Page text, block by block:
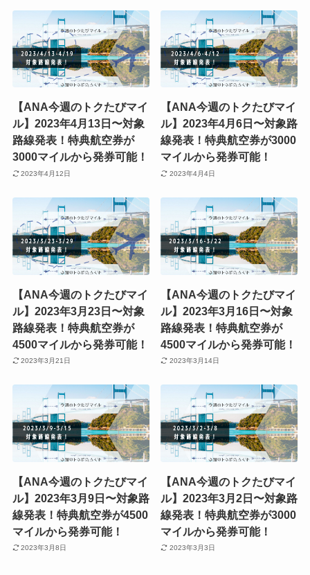
【ANA今週のトクたびマイ
ル】2023年4月13日〜対象
路線発表！特典航空券が
3000マイルから発券可能！
2023年4月12日
【ANA今週のトクたびマイ
ル】2023年4月6日〜対象路
線発表！特典航空券が3000
マイルから発券可能！
2023年4月4日
【ANA今週のトクたびマイ
ル】2023年3月23日〜対象
路線発表！特典航空券が
4500マイルから発券可能！
2023年3月21日
【ANA今週のトクたびマイ
ル】2023年3月16日〜対象
路線発表！特典航空券が
4500マイルから発券可能！
2023年3月14日
【ANA今週のトクたびマイ
ル】2023年3月9日〜対象路
線発表！特典航空券が4500
マイルから発券可能！
2023年3月8日
【ANA今週のトクたびマイ
ル】2023年3月2日〜対象路
線発表！特典航空券が3000
マイルから発券可能！
2023年3月3日